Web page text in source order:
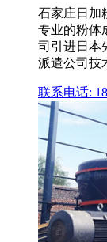
石家庄日加
专业的粉体
司引进日本
派遣公司技
联系电话: